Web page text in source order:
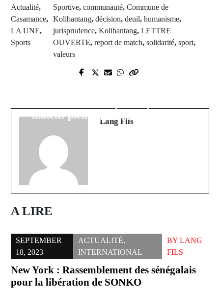
Actualité,
Casamance,
LA UNE,
Sports
Sportive, communauté, Commune de
Kolibantang, décision, deuil, humanisme,
jurisprudence, Kolibantang, LETTRE
OUVERTE, report de match, solidarité, sport,
valeurs
Crise de la lutte sénégalaise : le
ministère
Next Post
matchs pleins de rebondissements
Lang Fils
A LIRE
SEPTEMBER
18, 2023
ACTUALITÉ,
INTERNATIONAL
BYLANG
FILS
New York : Rassemblement des sénégalais
pour la libération de SONKO